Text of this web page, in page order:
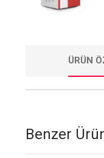
ÜRÜN
Benzer